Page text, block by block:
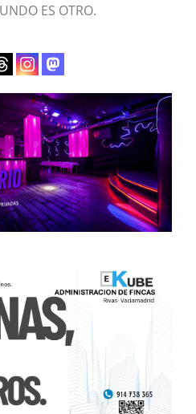
ES OTRO.